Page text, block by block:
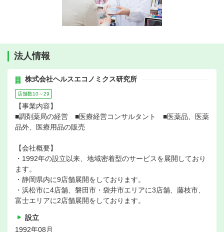
法人情報
株式会社ヘルスエコノミクス研究所
店舗数10～29
【事業内容】
■調剤薬局の経営 ■医療経営コンサルタント ■医薬品、医薬
品外、医療用品の販売
【会社概要】
・1992年の設立以来、地域密着型のサービスを展開しており
ます。
・静岡県内に9店舗展開をしております。
・浜松市に4店舗、磐田市・袋井市エリアに3店舗、藤枝市、
富士エリアに2店舗展開をしております。
設立
1992年08月